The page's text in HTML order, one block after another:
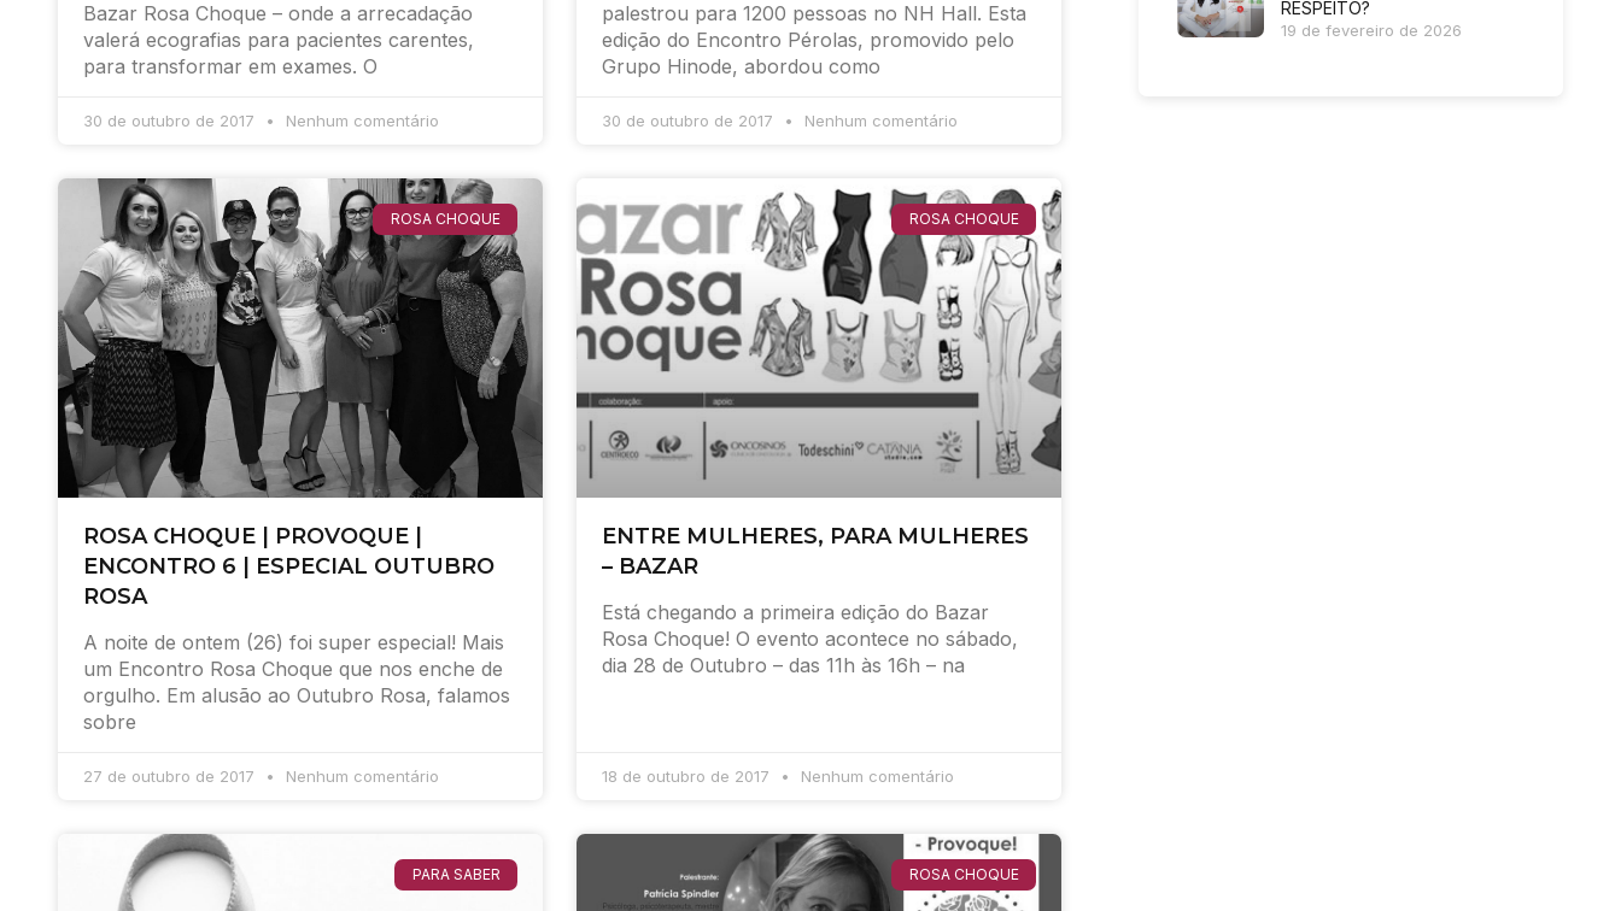
Bazar Rosa Choque – onde a arrecadação
valerá ecografias para pacientes carentes,
para transformar em exames. O
30 de outubro de 2017 Nenhum comentário
palestrou para 1200 pessoas no NH Hall. Esta
edição do Encontro Pérolas, promovido pelo
Grupo Hinode, abordou como
30 de outubro de 2017 Nenhum comentário
ROSA CHOQUE
ROSA CHOQUE | PROVOQUE |
ENCONTRO 6 | ESPECIAL OUTUBRO
ROSA
A noite de ontem (26) foi super especial! Mais
um Encontro Rosa Choque que nos enche de
orgulho. Em alusão ao Outubro Rosa, falamos
sobre
27 de outubro de 2017 Nenhum comentário
ROSA CHOQUE
ENTRE MULHERES, PARA MULHERES
– BAZAR
Está chegando a primeira edição do Bazar
Rosa Choque! O evento acontece no sábado,
dia 28 de Outubro – das 11h às 16h – na
18 de outubro de 2017 Nenhum comentário
PARA SABER ROSA CHOQUE
RESPEITO?
19 de fevereiro de 2026